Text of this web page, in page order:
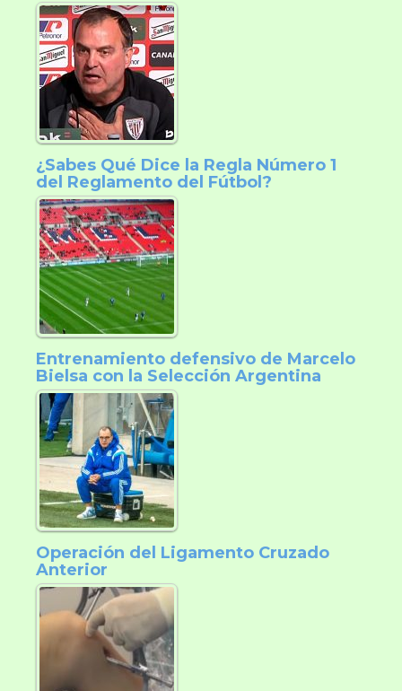
¿Sabes Qué Dice la Regla Número 1
del Reglamento del Fútbol?
Entrenamiento defensivo de Marcelo
Bielsa con la Selección Argentina
Operación del Ligamento Cruzado
Anterior